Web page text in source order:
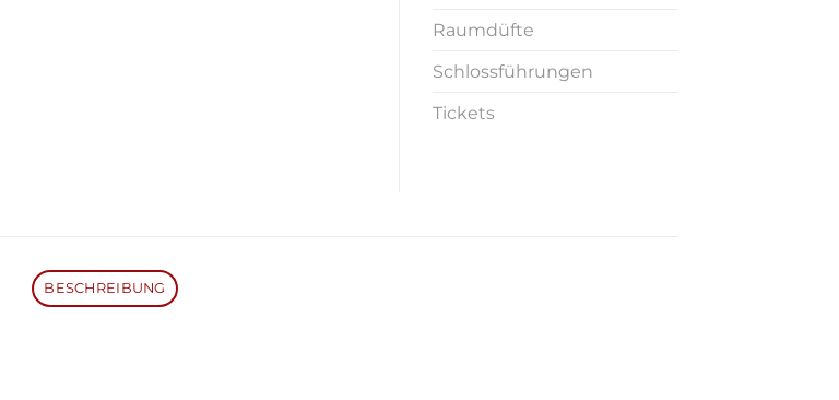
Raumdüfte
Schlossführungen
Tickets
BESCHREIBUNG